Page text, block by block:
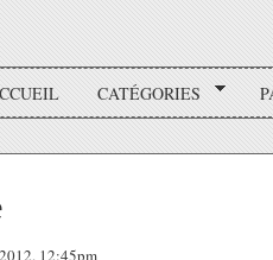
CATÉGORIES
12:45pm